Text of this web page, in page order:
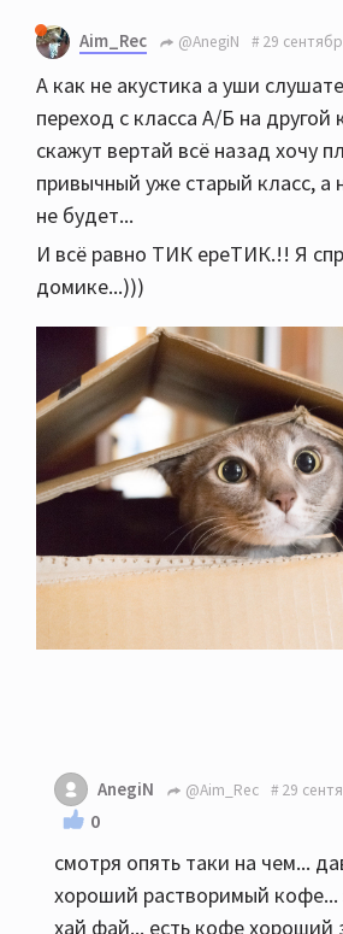
Aim_Rec @AnegiN 29
А как не акустика а уши
переход с класса А/Б на другой
скажут вертай всё назад хочу
привычный уже старый класс, а
не будет...
И всё равно ТИК ереТИК.!! Я
домике...)))
AnegiN @Aim_Rec 29
0
смотря опять таки на чем...
хороший растворимый кофе...
хай фай... есть кофе хороший